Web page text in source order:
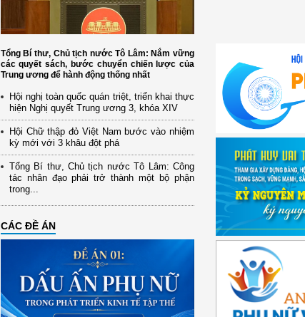
Tổng Bí thư, Chủ tịch nước Tô Lâm: Nắm vững
các quyết sách, bước chuyển chiến lược của
Trung ương để hành động thống nhất
Hội nghị toàn quốc quán triệt, triển khai thực
hiện Nghị quyết Trung ương 3, khóa XIV
Hội Chữ thập đỏ Việt Nam bước vào nhiệm
kỳ mới với 3 khâu đột phá
Tổng Bí thư, Chủ tịch nước Tô Lâm: Công
tác nhân đạo phải trở thành một bộ phận
trong...
CÁC ĐỀ ÁN